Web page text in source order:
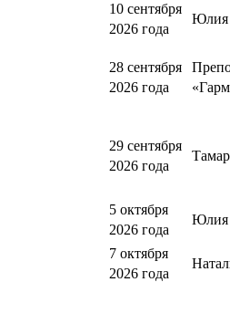
10 сентября
2026 года
Юлия
28 сентября
2026 года
29 сентября
2026 года
5 октября
2026 года
Юлия
7 октября
2026 года